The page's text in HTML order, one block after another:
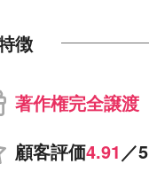
徴
著作権完全譲渡
顧客評価4.91 ／5